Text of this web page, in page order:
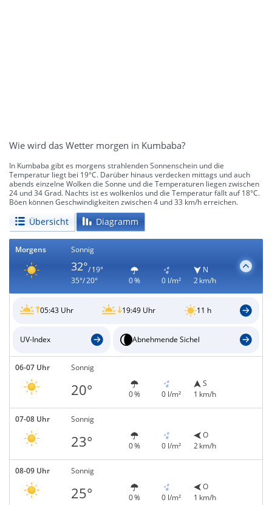
Wie wird das Wetter morgen in Kumbaba?
In Kumbaba gibt es morgens strahlenden Sonnenschein und die
Temperatur liegt bei 19°C. Darüber hinaus verdecken mittags und auch
abends einzelne Wolken die Sonne und die Temperaturen liegen zwischen
24 und 34 Grad. Nachts ist es wolkenlos und die Temperatur fällt auf 18°C.
Böen können Geschwindigkeiten zwischen 4 und 33 km/h erreichen.
Übersicht Diagramm
Morgens Sonnig
32°/ 19°
35°/ 20°
0 % 0 l/m²
N
2 km/h
05:43 Uhr 19:49 Uhr 11 h
UV-Index Abnehmende Sichel
06-07 Uhr Sonnig
20° 0 % 0 l/m²
S
1 km/h
07-08 Uhr Sonnig
23° 0 % 0 l/m²
O
2 km/h
08-09 Uhr Sonnig
25° 0 % 0 l/m²
O
1 km/h